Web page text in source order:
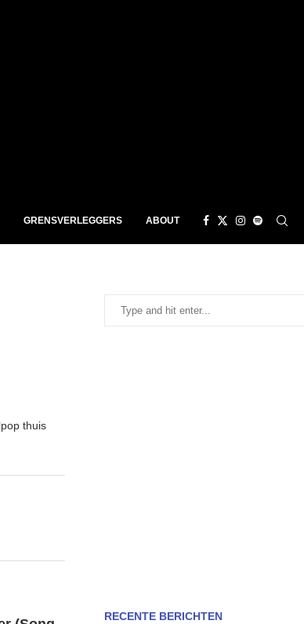
GRENSVERLEGGERS ABOUT
thuis
RECENTE BERICHTEN